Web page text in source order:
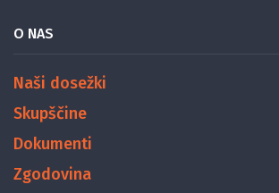
O NAS
Naši dosežki
Skupščine
Dokumenti
Zgodovina